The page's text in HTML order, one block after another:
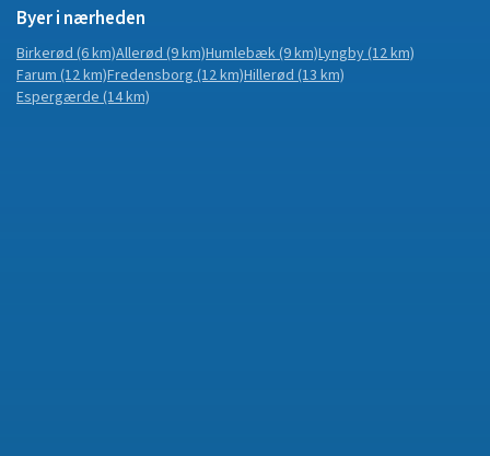
Byer i nærheden
Birkerød(6 km)Allerød(9 km)Humlebæk(9 km)Lyngby(12 km)
Farum(12 km)Fredensborg(12 km)Hillerød(13 km)
Espergærde(14 km)